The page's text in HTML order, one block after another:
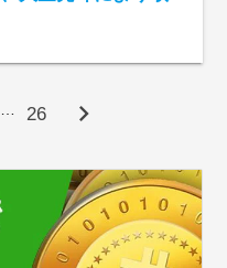
26 chevron_right